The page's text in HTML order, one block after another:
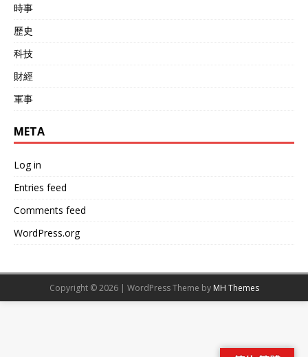
時事
歷史
科技
財經
軍事
META
Log in
Entries feed
Comments feed
WordPress.org
Copyright © 2026 | WordPress Theme by MH Themes